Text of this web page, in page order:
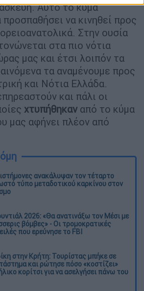
Αυτό το κύμα
προσπαθήσει να κινηθεί προς
Στην ουσία
στα πιο νότια
μας και έτσι λοιπόν τα
τα αναμένουμε προς
και Νότια Ελλάδα.
και πάλι οι
χτυπήθηκαν από το κύμα
μας αφήνει πλέον από
ανακάλυψαν τον τέταρτο
τύπο μεταδοτικού καρκίνου στον
2026: «Θα ανατινάξω τον Μέσι με
βόμβες» - Οι τρομοκρατικές
που ερεύνησε το FBI
στην Κρήτη: Τουρίστας μπήκε σε
και ρώτησε πόσο «κοστίζει»
κορίτσι για να ασελγήσει πάνω του